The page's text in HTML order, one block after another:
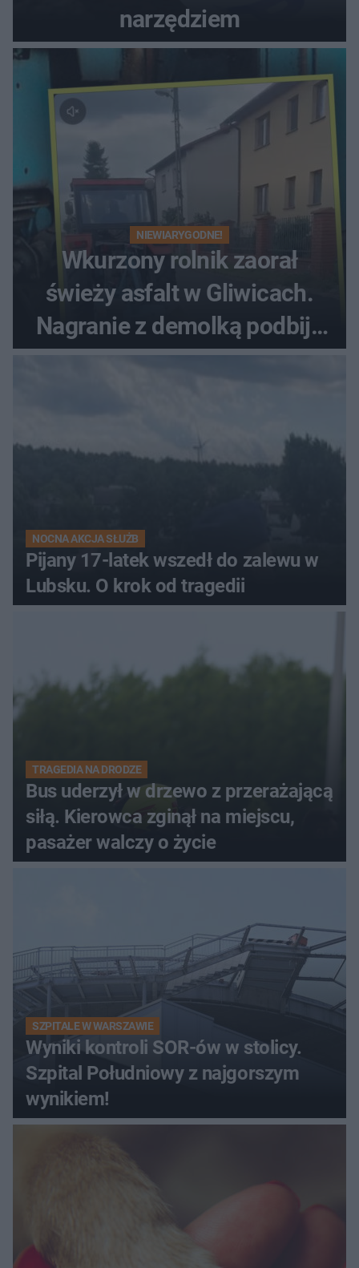
narzędziem
NIEWIARYGODNE!
Wkurzony rolnik zaorał
świeży asfalt w Gliwicach.
Nagranie z demolką podbija
sieć
NOCNA AKCJA SŁUŻB
Pijany 17-latek wszedł do zalewu w
Lubsku. O krok od tragedii
TRAGEDIA NA DRODZE
Bus uderzył w drzewo z przerażającą
siłą. Kierowca zginął na miejscu,
pasażer walczy o życie
SZPITALE W WARSZAWIE
Wyniki kontroli SOR-ów w stolicy.
Szpital Południowy z najgorszym
wynikiem!